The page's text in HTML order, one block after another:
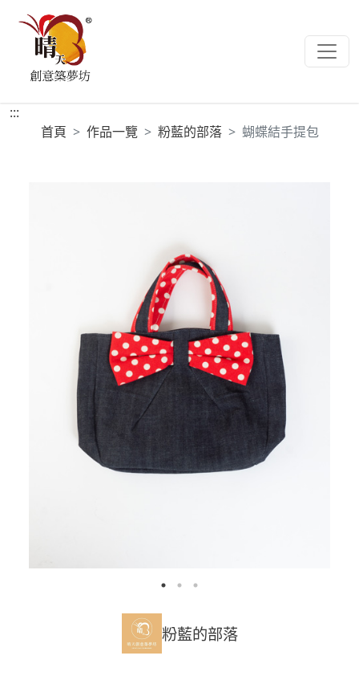
:::
首頁
作品一覽 粉藍的部落 蝴蝶結手提包
粉藍的部落